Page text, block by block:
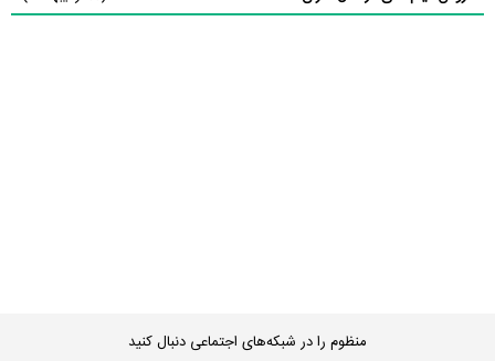
منظوم را در شبکه‌های اجتماعی دنبال کنید